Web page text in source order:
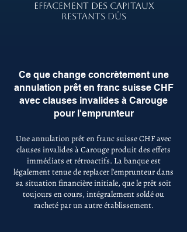
EFFACEMENT DES CAPITAUX
RESTANTS DÛS
Ce que change concrètement une
annulation prêt en franc suisse CHF
avec clauses invalides à Carouge
pour l'emprunteur
Une annulation prêt en franc suisse CHF avec
clauses invalides à Carouge produit des effets
immédiats et rétroactifs. La banque est
légalement tenue de replacer l'emprunteur dans
sa situation financière initiale, que le prêt soit
toujours en cours, intégralement soldé ou
racheté par un autre établissement.